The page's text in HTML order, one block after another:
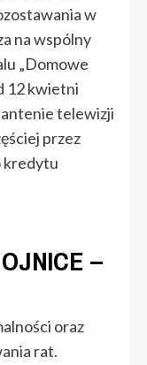
w
na wspólny
„Domowe
12 kwietni
telewizji
przez
kredytu
–
oraz
rat.